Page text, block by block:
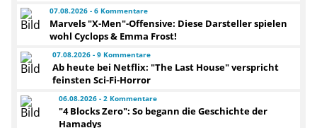
07.08.2026 - 6 Kommentare
Marvels "X-Men"-Offensive: Diese Darsteller spielen
wohl Cyclops & Emma Frost!
07.08.2026 - 9 Kommentare
Ab heute bei Netflix: "The Last House" verspricht
feinsten Sci-Fi-Horror
06.08.2026 - 2 Kommentare
"4 Blocks Zero": So begann die Geschichte der
Hamadys